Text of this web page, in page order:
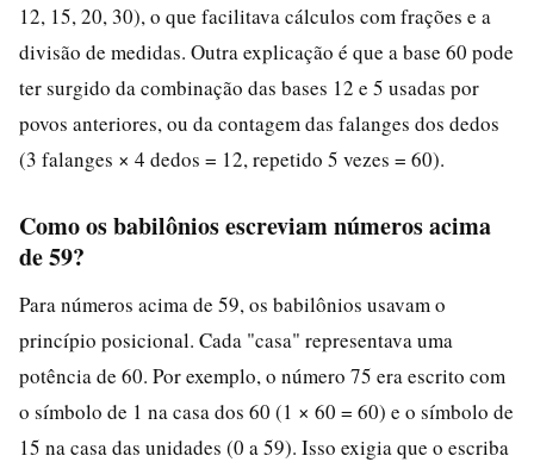
12, 15, 20, 30), o que facilitava cálculos com frações e a
divisão de medidas. Outra explicação é que a base 60 pode
ter surgido da combinação das bases 12 e 5 usadas por
povos anteriores, ou da contagem das falanges dos dedos
(3 falanges × 4 dedos = 12, repetido 5 vezes = 60).
Como os babilônios escreviam números acima
de 59?
Para números acima de 59, os babilônios usavam o
princípio posicional. Cada "casa" representava uma
potência de 60. Por exemplo, o número 75 era escrito com
o símbolo de 1 na casa dos 60 (1 × 60 = 60) e o símbolo de
15 na casa das unidades (0 a 59). Isso exigia que o escriba